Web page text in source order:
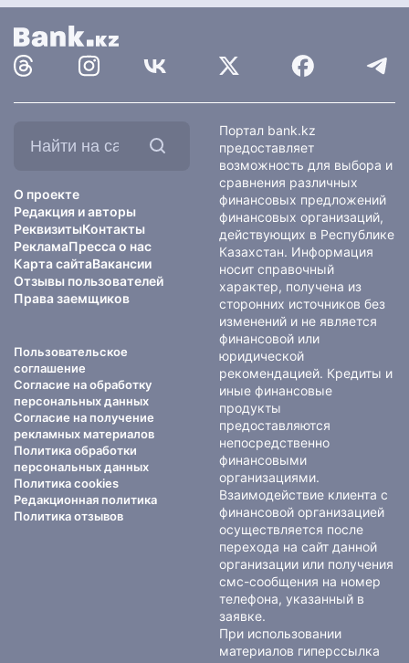
О проекте
Редакция и авторы
РеквизитыКонтакты
РекламаПресса о нас
Карта сайтаВакансии
Отзывы пользователей
Права заемщиков
Пользовательское
соглашение
Согласие на обработку
персональных данных
Согласие на получение
рекламных материалов
Политика обработки
персональных данных
Политика cookies
Редакционная политика
Политика отзывов
Портал bank.kz
предоставляет
возможность для выбора и
сравнения различных
финансовых предложений
финансовых организаций,
действующих в Республике
Казахстан. Информация
носит справочный
характер, получена из
сторонних источников без
изменений и не является
финансовой или
юридической
рекомендацией. Кредиты и
иные финансовые
продукты
предоставляются
непосредственно
финансовыми
организациями.
Взаимодействие клиента с
финансовой организацией
осуществляется после
перехода на сайт данной
организации или получения
смс-сообщения на номер
телефона, указанный в
заявке.
При использовании
материалов гиперссылка